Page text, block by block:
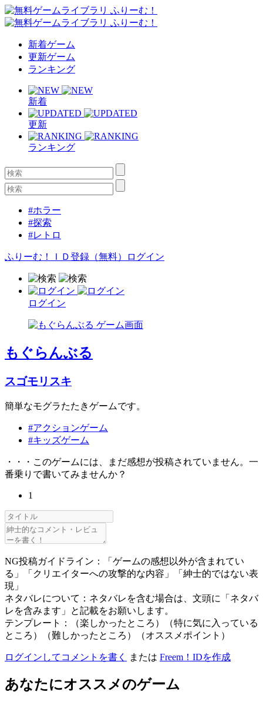
新着ゲーム
更新ゲーム
ランキング
新着
更新
ランキング
#ホラー
#探索
#レトロ
ふりーむ！ＩＤ登録（無料） ログイン
ログイン
もぐらんぶる
スゴモリスキ
簡単なモグラたたきゲームです。
#アクションゲーム
#キッズゲーム
・・・このゲームには、まだ感想が投稿されていません。一
番乗りで書いてみませんか？
1
NG投稿ガイドライン：「ゲームの感想以外が含まれてい
る」「クリエイターへの攻撃的な内容」「紳士的ではない表
現」
ネタバレについて：ネタバレを含む場合は、文頭に「ネタバ
レを含みます」と記載をお願いします。
テンプレート：（楽しかったところ）（特に気に入っている
ところ）（難しかったところ）（オススメポイント）
ログインしてコメントを書く または Freem！IDを作成
あなたにオススメのゲーム